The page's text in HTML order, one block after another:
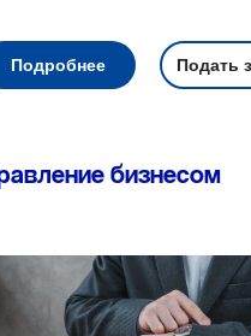
Подробнее Подать
бизнесом